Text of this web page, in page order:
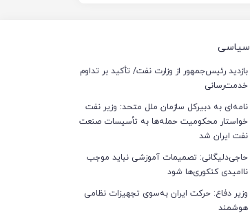
سیاسی
بازدید رئیس‌جمهور از وزارت نفت/ تأکید بر تداوم
خدمت‌رسانی
نامه‌ای به دبیرکل سازمان ملل متحد: وزیر نفت
خواستار محکومیت حمله‌ها به تأسیسات صنعت
نفت ایران شد
حاجی‌دلیگانی: تصمیمات آموزشی نباید موجب
ناامیدی کنکوری‌ها شود
وزیر دفاع: حرکت ایران به‌سوی تجهیزات نظامی
هوشمند